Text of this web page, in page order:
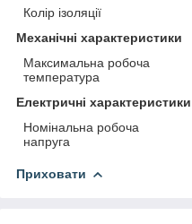
Колір ізоляції
Механічні характеристики
Максимальна робоча
температура
Електричні характеристики
Номінальна робоча
напруга
Приховати